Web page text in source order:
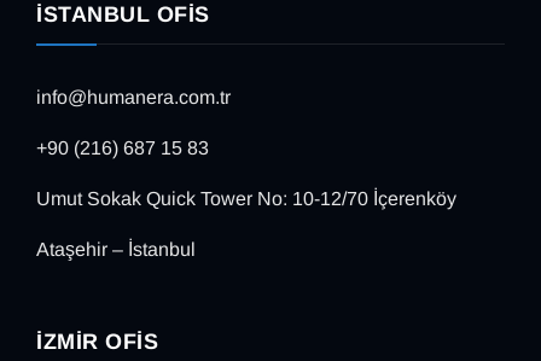
İSTANBUL OFIS
info@humanera.com.tr
+90 (216) 687 15 83
Umut Sokak Quick Tower No: 10-12/70 İçerenköy
Ataşehir – İstanbul
İZMIR OFIS